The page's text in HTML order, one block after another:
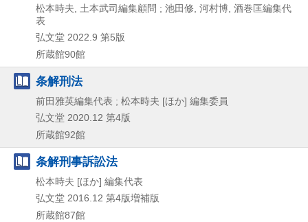
松本時夫, 土本武司編集顧問 ; 池田修, 河村博, 酒巻匡編集代
表
弘文堂 2022.9 第5版
所蔵館90館
条解刑法
前田雅英編集代表 ; 松本時夫 [ほか] 編集委員
弘文堂 2020.12 第4版
所蔵館92館
条解刑事訴訟法
松本時夫 [ほか] 編集代表
弘文堂 2016.12 第4版増補版
所蔵館87館